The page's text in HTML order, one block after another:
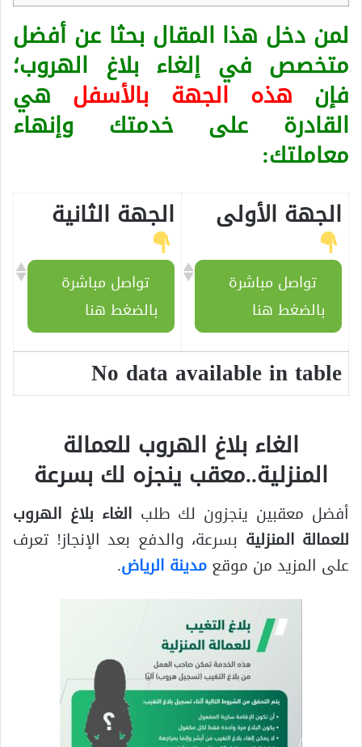
لمن دخل هذا المقال بحثا عن أفضل
متخصص في إلغاء بلاغ الهروب؛
فإن هذه الجهة بالأسفل هي
القادرة على خدمتك وإنهاء
معاملتك:
الجهة الأولى
تواصل مباشرة
بالضغط هنا
الجهة الثانية
تواصل مباشرة
بالضغط هنا
No data available in table
الغاء بلاغ الهروب للعمالة
المنزلية..معقب ينجزه لك بسرعة
أفضل معقبين ينجزون لك طلب الغاء بلاغ الهروب
للعمالة المنزلية بسرعة، والدفع بعد الإنجاز! تعرف
على المزيد من موقعمدينة الرياض.